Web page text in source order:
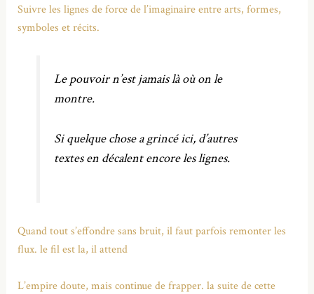
Suivre les lignes de force de l’imaginaire entre arts, formes,
symboles et récits.
Le pouvoir n’est jamais là où on le
montre.
Si quelque chose a grincé ici, d’autres
textes en décalent encore les lignes.
Quand tout s’effondre sans bruit, il faut parfois remonter les
flux. le fil est la, il attend
L’empire doute, mais continue de frapper. la suite de cette